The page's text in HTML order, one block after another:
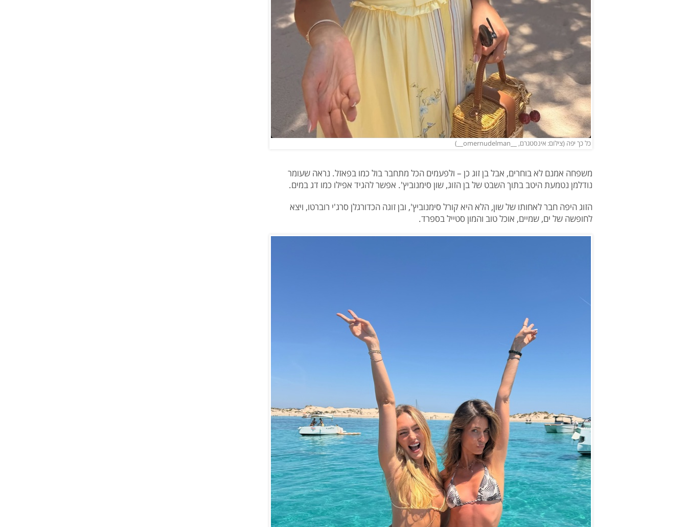
כל כך יפה (צילום: אינסטגרם, __omernudelman__)
משפחה אמנם לא בוחרים, אבל בן זוג כן – ולפעמים הכל מתחבר בול כמו בפאזל. נראה שעומר
נודלמן נטמעת היטב בתוך השבט של בן הזוג, שון סימנוביץ'. אפשר להגיד אפילו כמו דג במים.
הזוג היפה חבר לאחותו של שון, הלא היא קורל סימנוביץ', ובן זוגה הכדורגלן סרג'י רוברטו, ויצא
לחופשה של ים, שמיים, אוכל טוב והמון סטייל בספרד.